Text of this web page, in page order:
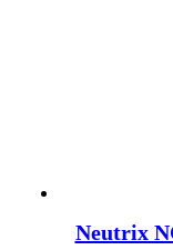
Neutrix